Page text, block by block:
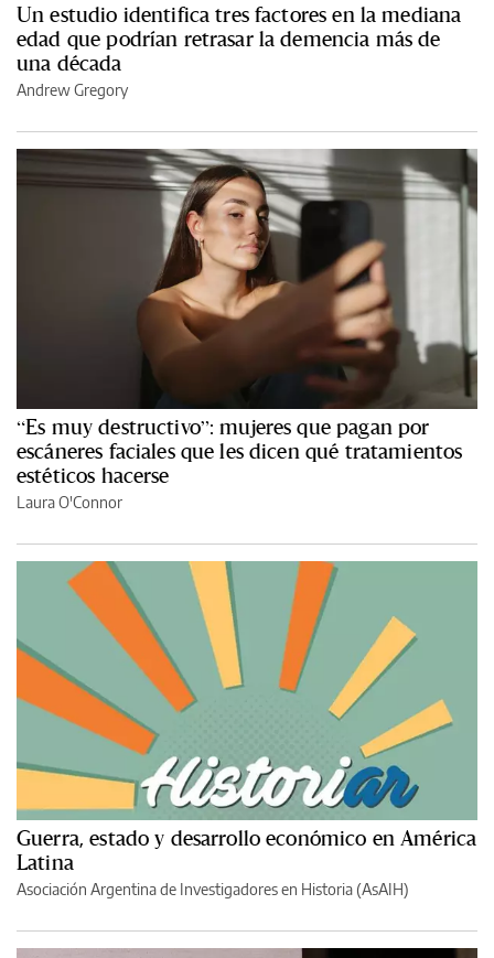
Un estudio identifica tres factores en la mediana
edad que podrían retrasar la demencia más de
una década
Andrew Gregory
“Es muy destructivo”: mujeres que pagan por
escáneres faciales que les dicen qué tratamientos
estéticos hacerse
Laura O'Connor
Guerra, estado y desarrollo económico en América
Latina
Asociación Argentina de Investigadores en Historia (AsAIH)